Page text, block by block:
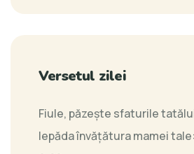
Versetul zilei
Fiule, păzeşte sfaturile
lepăda învăţătura mamei tale: